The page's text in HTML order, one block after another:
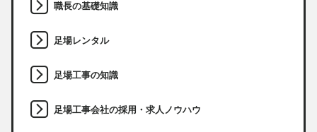
職長の基礎知識
足場レンタル
足場工事の知識
足場工事会社の採用・求人ノウハウ